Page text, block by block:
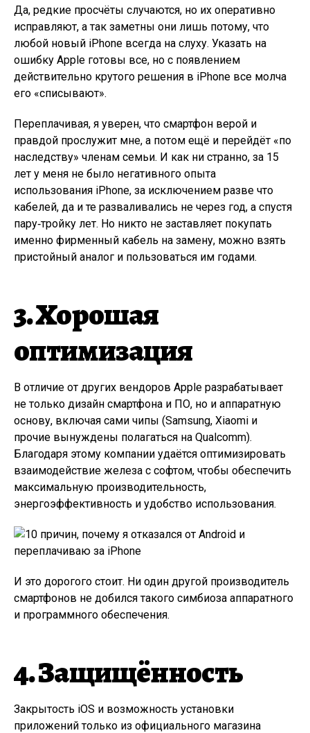
Да, редкие просчёты случаются, но их оперативно
исправляют, а так заметны они лишь потому, что
любой новый iPhone всегда на слуху. Указать на
ошибку Apple готовы все, но с появлением
действительно крутого решения в iPhone все молча
его «списывают».
Переплачивая, я уверен, что смартфон верой и
правдой прослужит мне, а потом ещё и перейдёт «по
наследству» членам семьи. И как ни странно, за 15
лет у меня не было негативного опыта
использования iPhone, за исключением разве что
кабелей, да и те разваливались не через год, а спустя
пару‑тройку лет. Но никто не заставляет покупать
именно фирменный кабель на замену, можно взять
пристойный аналог и пользоваться им годами.
3. Хорошая
оптимизация
В отличие от других вендоров Apple разрабатывает
не только дизайн смартфона и ПО, но и аппаратную
основу, включая сами чипы (Samsung, Xiaomi и
прочие вынуждены полагаться на Qualcomm).
Благодаря этому компании удаётся оптимизировать
взаимодействие железа с софтом, чтобы обеспечить
максимальную производительность,
энергоэффективность и удобство использования.
И это дорогого стоит. Ни один другой производитель
смартфонов не добился такого симбиоза аппаратного
и программного обеспечения.
4. Защищённость
Закрытость iOS и возможность установки
приложений только из официального магазина